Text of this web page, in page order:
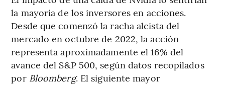
la mayoría de los inversores en acciones.
Desde que comenzó la racha alcista del
mercado en octubre de 2022, la acción
representa aproximadamente el 16% del
avance del S&P 500, según datos recopilados
por Bloomberg. El siguiente mayor